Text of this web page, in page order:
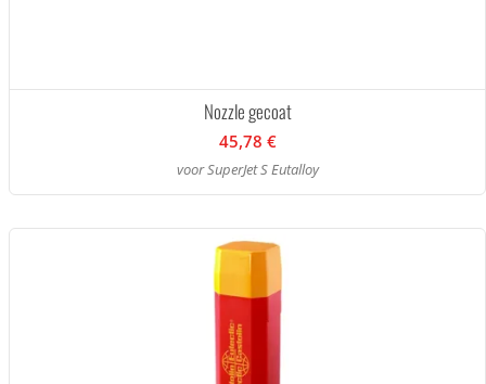
Nozzle gecoat
45,78 €
voor SuperJet S Eutalloy